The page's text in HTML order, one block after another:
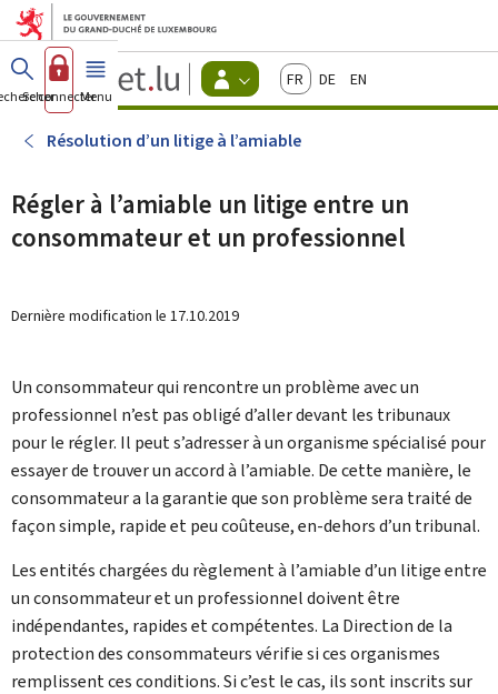
Aller au menu principal
Aller au contenu
Guichet.lu
Changer
d'espace
-
Menu
actif
FrançaisDeutschEnglish
Se connecterMenu principal
Résolution d’un litige à l’amiable
Régler à l’amiable un litige entre un
consommateur et un professionnel
Dernière modification le 17.10.2019
Un consommateur qui rencontre un problème avec un
professionnel n’est pas obligé d’aller devant les tribunaux
pour le régler. Il peut s’adresser à un organisme spécialisé pour
essayer de trouver un accord à l’amiable. De cette manière, le
consommateur a la garantie que son problème sera traité de
façon simple, rapide et peu coûteuse, en-dehors d’un tribunal.
Les entités chargées du règlement à l’amiable d’un litige entre
un consommateur et un professionnel doivent être
indépendantes, rapides et compétentes. La Direction de la
protection des consommateursvérifie si ces organismes
remplissent ces conditions. Si c’est le cas, ils sont inscrits sur